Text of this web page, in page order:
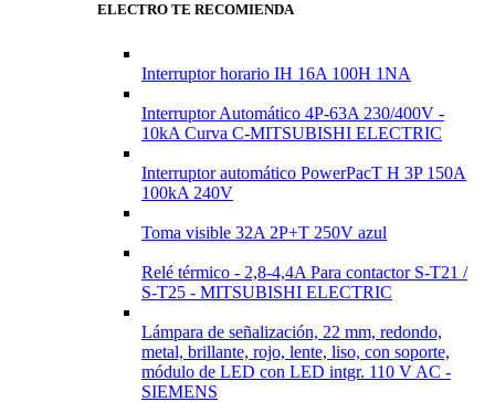
ELECTRO TE RECOMIENDA
Interruptor horario IH 16A 100H 1NA
Interruptor Automático 4P-63A 230/400V -
10kA Curva C-MITSUBISHI ELECTRIC
Interruptor automático PowerPacT H 3P 150A
100kA 240V
Toma visible 32A 2P+T 250V azul
Relé térmico - 2,8-4,4A Para contactor S-T21 /
S-T25 - MITSUBISHI ELECTRIC
Lámpara de señalización, 22 mm, redondo,
metal, brillante, rojo, lente, liso, con soporte,
módulo de LED con LED intgr. 110 V AC -
SIEMENS